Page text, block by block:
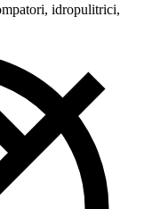
idropulitrici,